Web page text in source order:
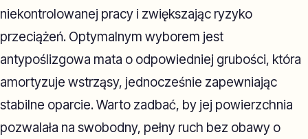
niekontrolowanej pracy i zwiększając ryzyko
przeciążeń. Optymalnym wyborem jest
antypoślizgowa mata o odpowiedniej grubości, która
amortyzuje wstrząsy, jednocześnie zapewniając
stabilne oparcie. Warto zadbać, by jej powierzchnia
pozwalała na swobodny, pełny ruch bez obawy o